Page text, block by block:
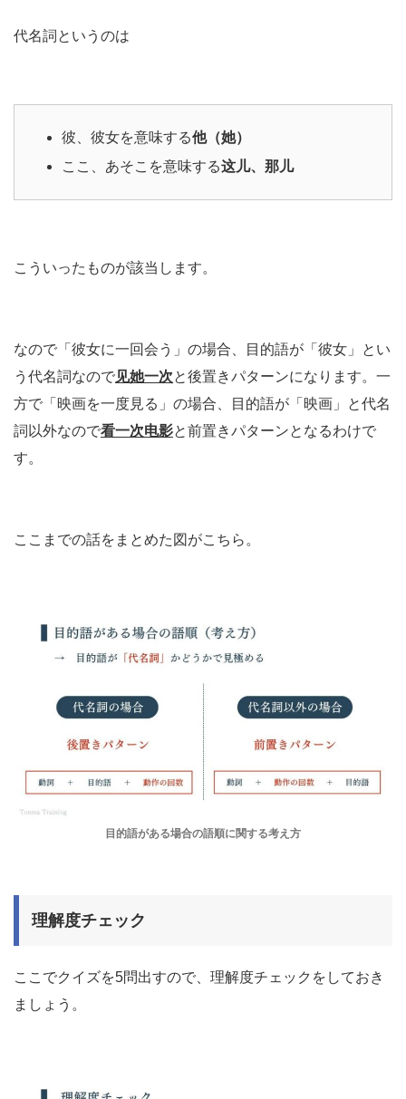
代名詞というのは
彼、彼女を意味する他（她）
ここ、あそこを意味する这儿、那儿
こういったものが該当します。
なので「彼女に一回会う」の場合、目的語が「彼女」とい
う代名詞なので见她一次と後置きパターンになります。一
方で「映画を一度見る」の場合、目的語が「映画」と代名
詞以外なので看一次电影と前置きパターンとなるわけで
す。
ここまでの話をまとめた図がこちら。
目的語がある場合の語順に関する考え方
理解度チェック
ここでクイズを5問出すので、理解度チェックをしておき
ましょう。